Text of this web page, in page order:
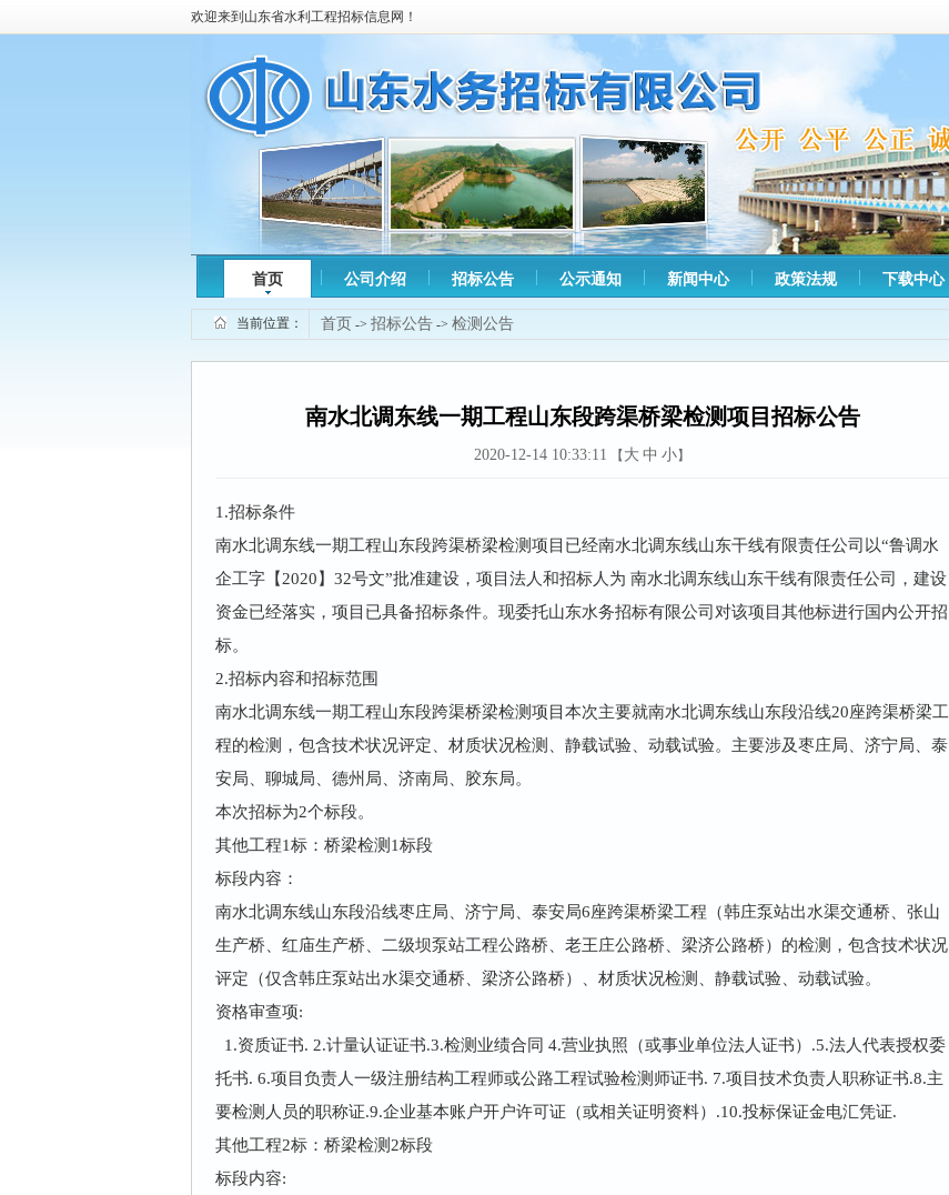
欢迎来到山东省水利工程招标信息网！
首页 公司介绍 招标公告 公示通知 新闻中心 政策法规 下载中心
当前位置： 首页 -> 招标公告 -> 检测公告
南水北调东线一期工程山东段跨渠桥梁检测项目招标公告
2020-12-14 10:33:11 【 大 中 小】
1.招标条件
南水北调东线一期工程山东段跨渠桥梁检测项目已经南水北调东线山东干线有限责任公司以“鲁调水
企工字【2020】32号文”批准建设，项目法人和招标人为 南水北调东线山东干线有限责任公司，建设
资金已经落实，项目已具备招标条件。现委托山东水务招标有限公司对该项目其他标进行国内公开招
标。
2.招标内容和招标范围
南水北调东线一期工程山东段跨渠桥梁检测项目本次主要就南水北调东线山东段沿线20座跨渠桥梁工
程的检测，包含技术状况评定、材质状况检测、静载试验、动载试验。主要涉及枣庄局、济宁局、泰
安局、聊城局、德州局、济南局、胶东局。
本次招标为2个标段。
其他工程1标： 桥梁检测1标段
标段内容：
南水北调东线山东段沿线枣庄局、济宁局、泰安局6座跨渠桥梁工程（韩庄泵站出水渠交通桥、张山
生产桥、红庙生产桥、二级坝泵站工程公路桥、老王庄公路桥、梁济公路桥）的检测，包含技术状况
评定（仅含韩庄泵站出水渠交通桥、梁济公路桥）、材质状况检测、静载试验、动载试验。
资格审查项:
1.资质证书. 2.计量认证证书.3.检测业绩合同 4.营业执照（或事业单位法人证书）.5.法人代表授权委
托书. 6.项目负责人一级注册结构工程师或公路工程试验检测师证书. 7.项目技术负责人职称证书.8.主
要检测人员的职称证.9.企业基本账户开户许可证（或相关证明资料）.10.投标保证金电汇凭证.
其他工程2标： 桥梁检测2标段
标段内容: